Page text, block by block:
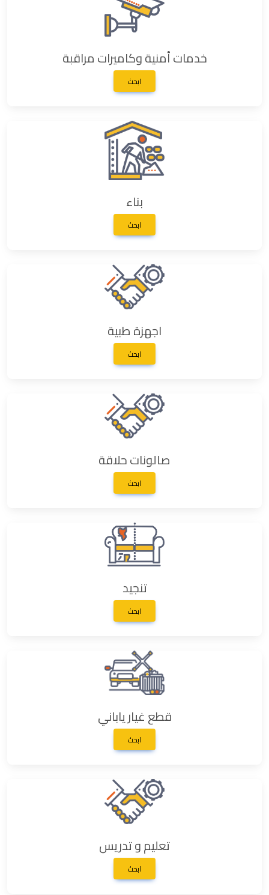
خدمات أمنية وكاميرات مراقبة
ابحث
بناء
ابحث
اجهزة طبية
ابحث
صالونات حلاقة
ابحث
تنجيد
ابحث
قطع غيار ياباني
ابحث
تعليم و تدريس
ابحث